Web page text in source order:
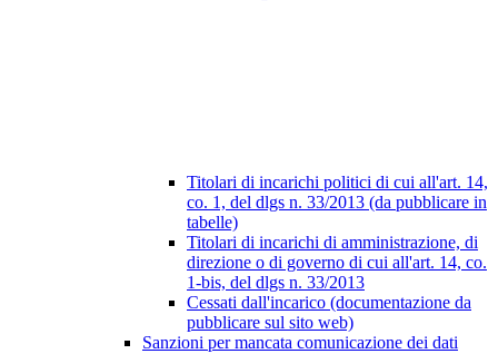
Titolari di incarichi politici di cui all'art. 14,
co. 1, del dlgs n. 33/2013 (da pubblicare in
tabelle)
Titolari di incarichi di amministrazione, di
direzione o di governo di cui all'art. 14, co.
1-bis, del dlgs n. 33/2013
Cessati dall'incarico (documentazione da
pubblicare sul sito web)
Sanzioni per mancata comunicazione dei dati